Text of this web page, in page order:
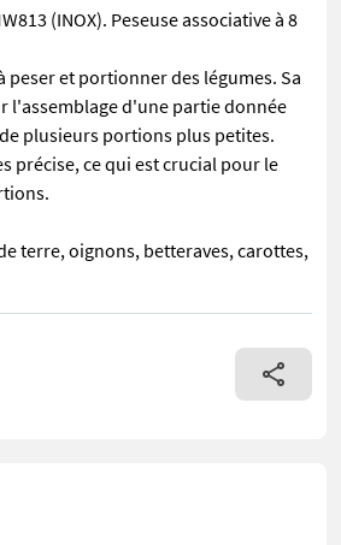
(INOX). Peseuse associative à 8
peser et portionner des légumes. Sa
l'assemblage d'une partie donnée
plusieurs portions plus petites.
précise, ce qui est crucial pour le
terre, oignons, betteraves, carottes,
(INOX) Sie dient zum